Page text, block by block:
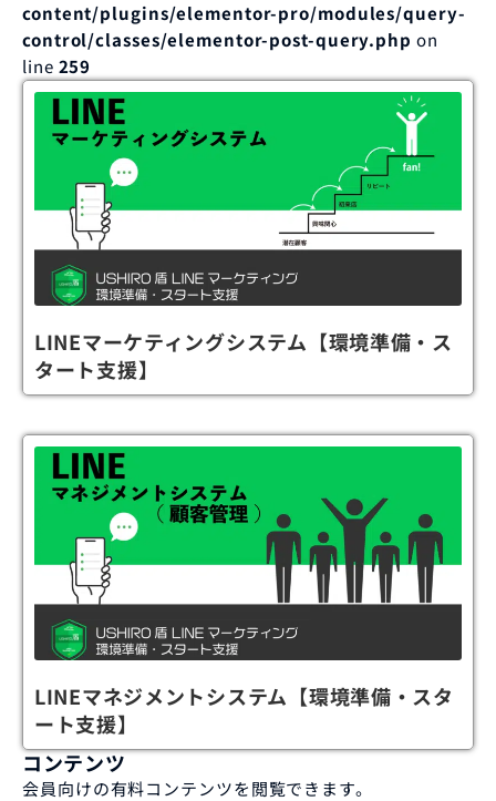
content/plugins/elementor-pro/modules/query-
control/classes/elementor-post-query.php on
line 259
LINEマーケティングシステム【環境準備・ス
タート支援】
LINEマネジメントシステム【環境準備・スタ
ート支援】
コンテンツ
会員向けの有料コンテンツを閲覧できます。